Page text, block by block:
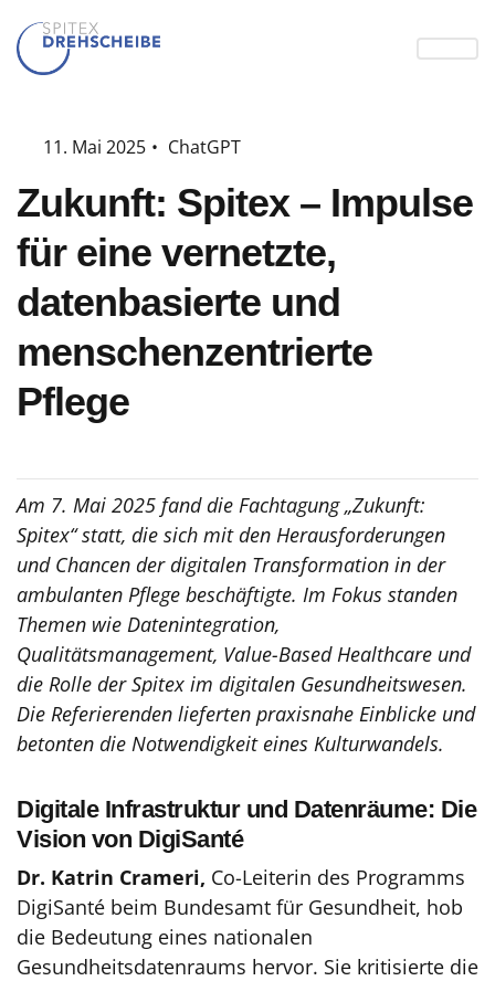
11. Mai 2025 • ChatGPT
Zukunft: Spitex – Impulse
für eine vernetzte,
datenbasierte und
menschenzentrierte
Pflege
Am 7. Mai 2025 fand die Fachtagung „Zukunft:
Spitex“ statt, die sich mit den Herausforderungen
und Chancen der digitalen Transformation in der
ambulanten Pflege beschäftigte. Im Fokus standen
Themen wie Datenintegration,
Qualitätsmanagement, Value-Based Healthcare und
die Rolle der Spitex im digitalen Gesundheitswesen.
Die Referierenden lieferten praxisnahe Einblicke und
betonten die Notwendigkeit eines Kulturwandels.
Digitale Infrastruktur und Datenräume: Die
Vision von DigiSanté
Dr. Katrin Crameri, Co-Leiterin des Programms
DigiSanté beim Bundesamt für Gesundheit, hob
die Bedeutung eines nationalen
Gesundheitsdatenraums hervor. Sie kritisierte die